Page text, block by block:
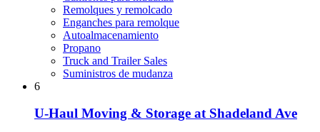
Remolques y remolcado
Enganches para remolque
Autoalmacenamiento
Propano
Truck and Trailer Sales
Suministros de mudanza
6
U-Haul Moving & Storage at Shadeland Ave